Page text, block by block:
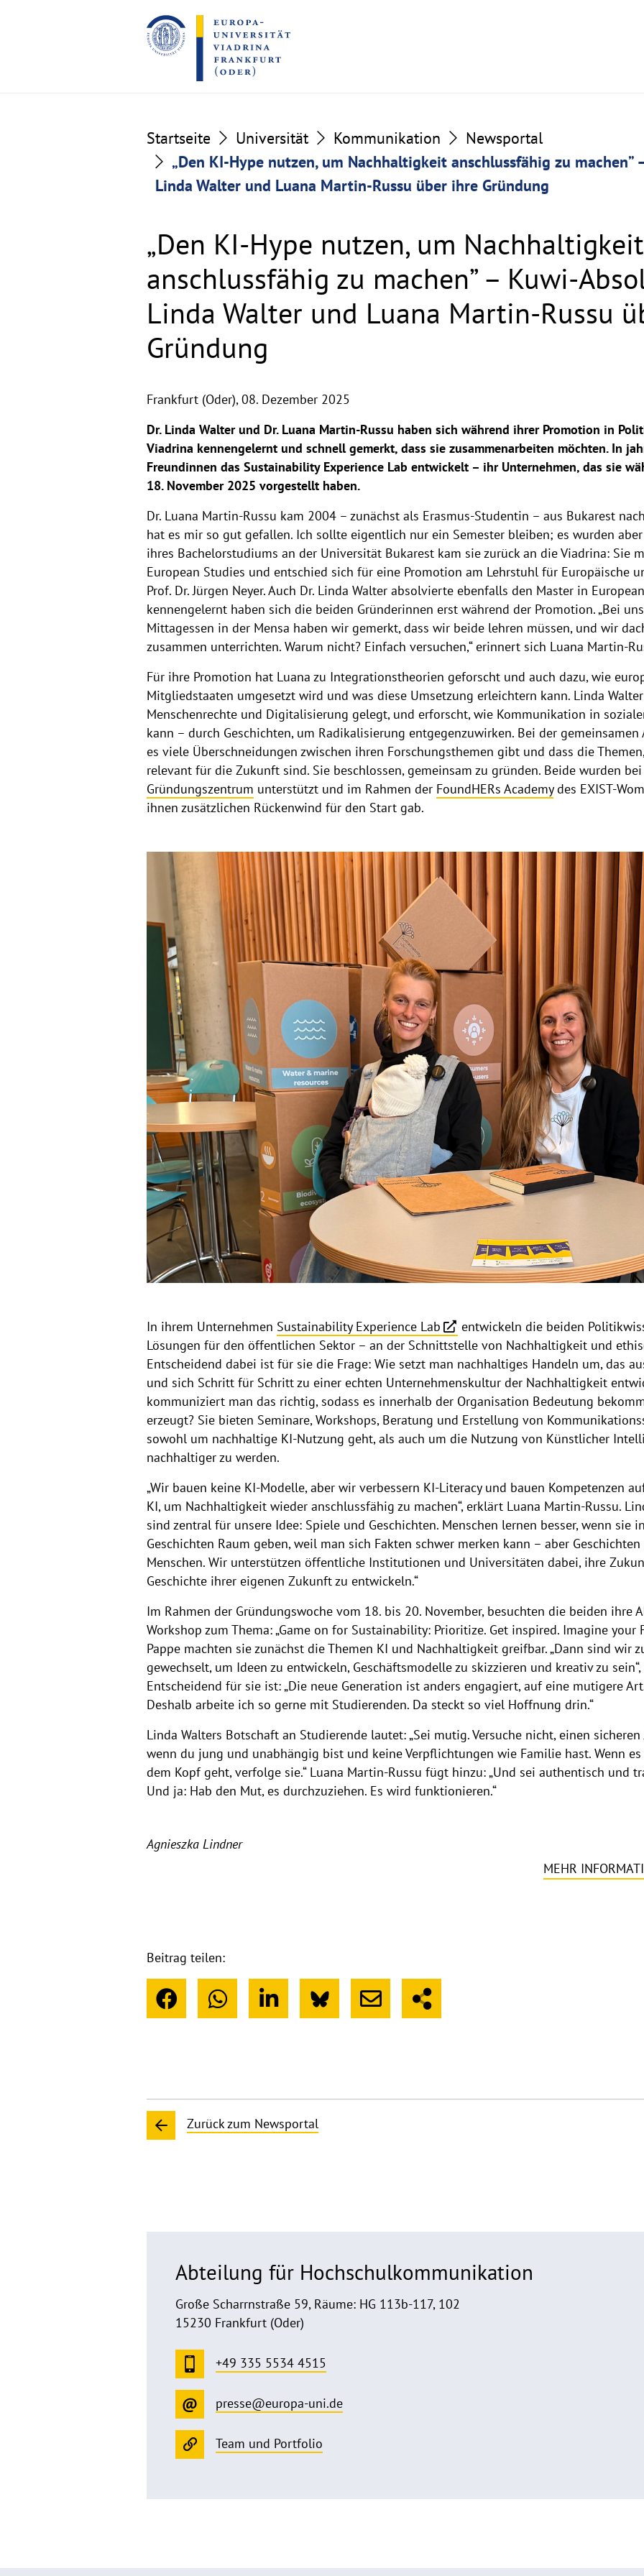
to
the
content
to
the
footer
Startseite Universität Kommunikation
Newsportal
„Den KI-Hype nutzen, um Nachhaltigkeit anschlussfähig zu
Linda Walter und Luana Martin-Russu über ihre Gründung
„Den KI-Hype nutzen, um Nachhaltigkeit
anschlussfähig zu machen” – Kuwi-
Linda Walter und Luana Martin-Russu
Gründung
Frankfurt (Oder),08. Dezember 2025
Dr. Linda Walter und Dr. Luana Martin-Russu haben sich während ihrer Promotion in
Viadrina kennengelernt und schnell gemerkt, dass sie zusammenarbeiten möchten. In
Freundinnen das Sustainability Experience Lab entwickelt – ihr Unternehmen, das sie
18. November 2025 vorgestellt haben.
Dr. Luana Martin-Russu kam 2004 – zunächst als Erasmus-Studentin – aus Bukarest
hat es mir so gut gefallen. Ich sollte eigentlich nur ein Semester bleiben; es wurden aber
ihres Bachelorstudiums an der Universität Bukarest kam sie zurück an die Viadrina: Sie
European Studies und entschied sich für eine Promotion am Lehrstuhl für Europäische
Prof. Dr. Jürgen Neyer. Auch Dr. Linda Walter absolvierte ebenfalls den Master in
kennengelernt haben sich die beiden Gründerinnen erst während der Promotion. „Bei
Mittagessen in der Mensa haben wir gemerkt, dass wir beide lehren müssen, und wir
zusammen unterrichten. Warum nicht? Einfach versuchen,“ erinnert sich Luana Martin-
Für ihre Promotion hat Luana zu Integrationstheorien geforscht und auch dazu, wie
Mitgliedstaaten umgesetzt wird und was diese Umsetzung erleichtern kann. Linda
Menschenrechte und Digitalisierung gelegt, und erforscht, wie Kommunikation in
kann – durch Geschichten, um Radikalisierung entgegenzuwirken. Bei der
es viele Überschneidungen zwischen ihren Forschungsthemen gibt und dass die
relevant für die Zukunft sind. Sie beschlossen, gemeinsam zu gründen. Beide wurden
Gründungszentrum unterstützt und im Rahmen der FoundHERs Academydes EXIST-
ihnen zusätzlichen Rückenwind für den Start gab.
In ihrem Unternehmen Sustainability Experience Lab
entwickeln die beiden
Lösungen für den öffentlichen Sektor – an der Schnittstelle von Nachhaltigkeit und
Entscheidend dabei ist für sie die Frage: Wie setzt man nachhaltiges Handeln um, das
und sich Schritt für Schritt zu einer echten Unternehmenskultur der Nachhaltigkeit
kommuniziert man das richtig, sodass es innerhalb der Organisation Bedeutung
erzeugt? Sie bieten Seminare, Workshops, Beratung und Erstellung von
sowohl um nachhaltige KI-Nutzung geht, als auch um die Nutzung von Künstlicher
nachhaltiger zu werden.
„Wir bauen keine KI-Modelle, aber wir verbessern KI-Literacy und bauen Kompetenzen
KI, um Nachhaltigkeit wieder anschlussfähig zu machen“, erklärt Luana Martin-Russu.
sind zentral für unsere Idee: Spiele und Geschichten. Menschen lernen besser, wenn sie
Geschichten Raum geben, weil man sich Fakten schwer merken kann – aber
Menschen. Wir unterstützen öffentliche Institutionen und Universitäten dabei, ihre
Geschichte ihrer eigenen Zukunft zu entwickeln.“
Im Rahmen der Gründungswoche vom 18. bis 20. November, besuchten die beiden ihre
Workshop zum Thema: „Game on for Sustainability: Prioritize. Get inspired. Imagine your
Pappe machten sie zunächst die Themen KI und Nachhaltigkeit greifbar. „Dann sind wir
gewechselt, um Ideen zu entwickeln, Geschäftsmodelle zu skizzieren und kreativ zu
Entscheidend für sie ist: „Die neue Generation ist anders engagiert, auf eine mutigere
Deshalb arbeite ich so gerne mit Studierenden. Da steckt so viel Hoffnung drin.“
Linda Walters Botschaft an Studierende lautet: „Sei mutig. Versuche nicht, einen
wenn du jung und unabhängig bist und keine Verpflichtungen wie Familie hast. Wenn
dem Kopf geht, verfolge sie.“ Luana Martin-Russu fügt hinzu: „Und sei authentisch und
Und ja: Hab den Mut, es durchzuziehen. Es wird funktionieren.“
Agnieszka Lindner
MEHR
Beitrag teilen:
Zurück zum Newsportal
Abteilung für Hochschulkommunikation
Große Scharrnstraße 59, Räume: HG 113b-117, 102
15230 Frankfurt (Oder)
+49 335 5534 4515
presse@europa-uni.de
Team und Portfolio